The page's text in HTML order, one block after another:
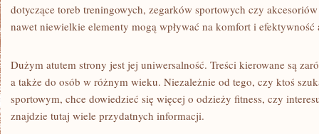
dotyczące toreb treningowych, zegarków sportowych czy
nawet niewielkie elementy mogą wpływać na komfort i
Dużym atutem strony jest jej uniwersalność. Treści kierowane są
a także do osób w różnym wieku. Niezależnie od tego, czy ktoś
sportowym, chce dowiedzieć się więcej o odzieży fitness, czy
znajdzie tutaj wiele przydatnych informacji.